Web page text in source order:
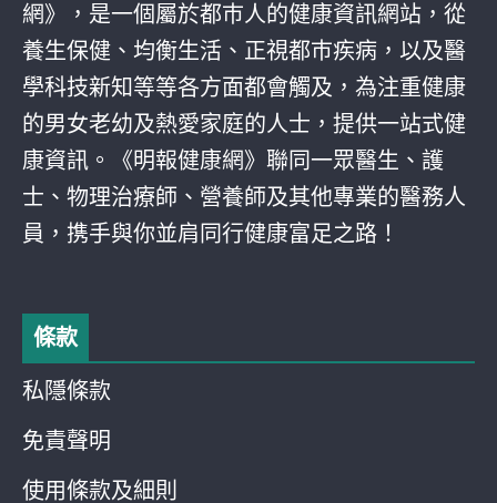
網》，是一個屬於都巿人的健康資訊網站，從
養生保健、均衡生活、正視都巿疾病，以及醫
學科技新知等等各方面都會觸及，為注重健康
的男女老幼及熱愛家庭的人士，提供一站式健
康資訊。《明報健康網》聯同一眾醫生、護
士、物理治療師、營養師及其他專業的醫務人
員，携手與你並肩同行健康富足之路！
條款
私隱條款
免責聲明
使用條款及細則